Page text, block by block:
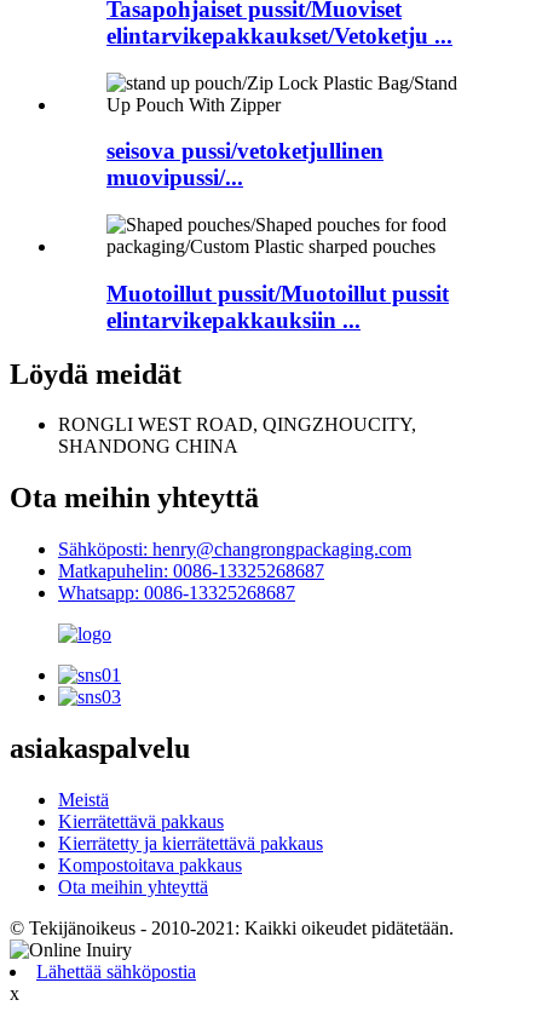
Tasapohjaiset pussit/Muoviset
elintarvikepakkaukset/Vetoketju ...
seisova pussi/vetoketjullinen
muovipussi/...
Muotoillut pussit/Muotoillut pussit
elintarvikepakkauksiin ...
Löydä meidät
RONGLI WEST ROAD, QINGZHOUCITY,
SHANDONG CHINA
Ota meihin yhteyttä
Sähköposti: henry@changrongpackaging.com
Matkapuhelin: 0086-13325268687
Whatsapp: 0086-13325268687
asiakaspalvelu
Meistä
Kierrätettävä pakkaus
Kierrätetty ja kierrätettävä pakkaus
Kompostoitava pakkaus
Ota meihin yhteyttä
© Tekijänoikeus - 2010-2021: Kaikki oikeudet pidätetään.
Lähettää sähköpostia
x